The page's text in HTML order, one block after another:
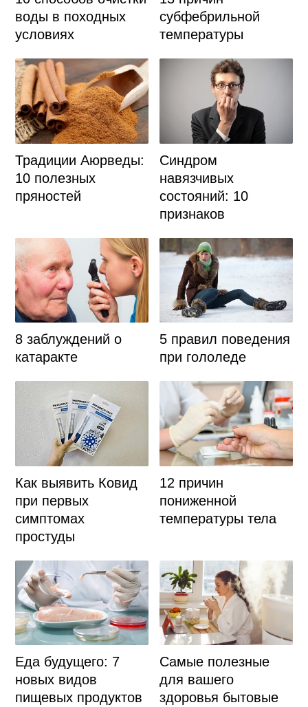
воды в походных
условиях
субфебрильной
температуры
Традиции Аюрведы:
10 полезных
пряностей
Синдром
навязчивых
состояний: 10
признаков
8 заблуждений о
катаракте
5 правил поведения
при гололеде
Как выявить Ковид
при первых
симптомах
простуды
12 причин
пониженной
температуры тела
Еда будущего: 7
новых видов
пищевых продуктов
Самые полезные
для вашего
здоровья бытовые